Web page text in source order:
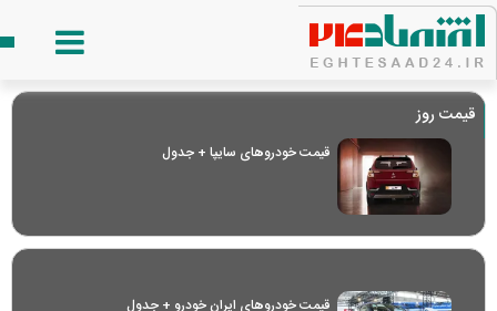
قیمت روز
قیمت خودرو‌های سایپا + جدول
قیمت خودرو‌های ایران خودرو + جدول